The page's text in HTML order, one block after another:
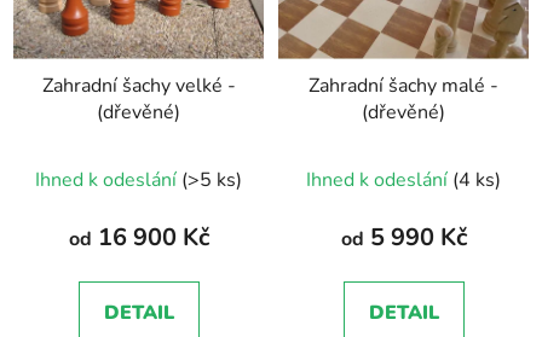
Zahradní šachy velké -
(dřevěné)
hodnocení
produktu
5,0
z
Ihned k odeslání (>5 ks)
od 16 900 Kč
DETAIL
Zahradní šachy malé -
(dřevěné)
hodnocení
produktu
5,0
z
Ihned k odeslání (4 ks)
od 5 990 Kč
DETAIL